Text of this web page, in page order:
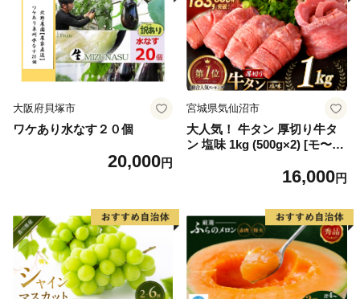
大阪府貝塚市
ワケあり水なす２０個
20,000円
宮城県気仙沼市
大人気！ 牛タン 厚切り牛タ
ン 塩味 1kg (500g×2) [モ〜ラ
60] 肉 牛肉 精肉 牛たん 牛タ
厚切り タン
16,000円